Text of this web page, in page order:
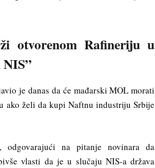
otvorenom Rafineriju u
NIS”
je danas da će mađarski MOL morati
ako želi da kupi Naftnu industriju Srbije
odgovarajući na pitanje novinara da
vlasti da je u slučaju NIS-a država